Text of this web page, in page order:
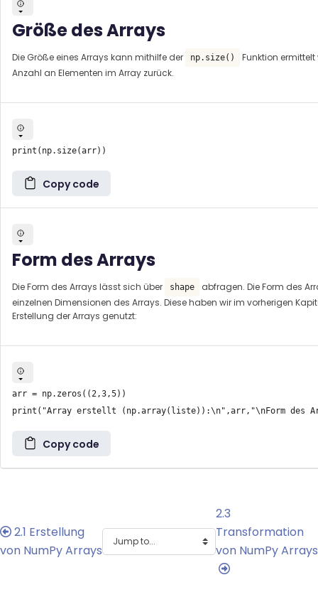
Größe des Arrays
Die Größe eines Arrays kann mithilfe der np.size()
Funktion
Anzahl an Elementen im Array zurück.
Copy code
Form des Arrays
Die Form des Arrays lässt sich über shape
abfragen. Die Form des
einzelnen Dimensionen des Arrays. Diese haben wir im vorherigen
Erstellung der Arrays genutzt:
arr = np.zeros((2,3,5))
Copy code
2.1 Erstellung
von NumPy Arrays
2.3
Transformation
von NumPy Arrays